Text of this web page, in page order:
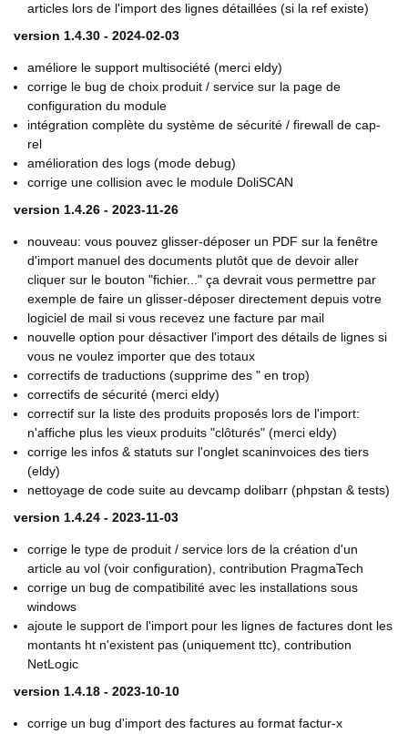
articles lors de l'import des lignes détaillées (si la ref existe)
version 1.4.30 - 2024-02-03
améliore le support multisociété (merci eldy)
corrige le bug de choix produit / service sur la page de
configuration du module
intégration complète du système de sécurité / firewall de cap-
rel
amélioration des logs (mode debug)
corrige une collision avec le module DoliSCAN
version 1.4.26 - 2023-11-26
nouveau: vous pouvez glisser-déposer un PDF sur la fenêtre
d'import manuel des documents plutôt que de devoir aller
cliquer sur le bouton "fichier..." ça devrait vous permettre par
exemple de faire un glisser-déposer directement depuis votre
logiciel de mail si vous recevez une facture par mail
nouvelle option pour désactiver l'import des détails de lignes si
vous ne voulez importer que des totaux
correctifs de traductions (supprime des " en trop)
correctifs de sécurité (merci eldy)
correctif sur la liste des produits proposés lors de l'import:
n'affiche plus les vieux produits "clôturés" (merci eldy)
corrige les infos & statuts sur l'onglet scaninvoices des tiers
(eldy)
nettoyage de code suite au devcamp dolibarr (phpstan & tests)
version 1.4.24 - 2023-11-03
corrige le type de produit / service lors de la création d'un
article au vol (voir configuration), contribution PragmaTech
corrige un bug de compatibilité avec les installations sous
windows
ajoute le support de l'import pour les lignes de factures dont les
montants ht n'existent pas (uniquement ttc), contribution
NetLogic
version 1.4.18 - 2023-10-10
corrige un bug d'import des factures au format factur-x